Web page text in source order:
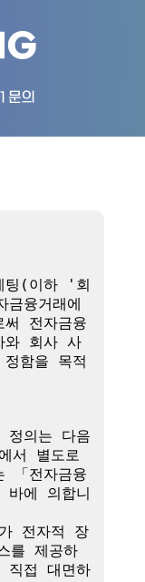
문의
팅(이하 '회
융거래에
전자금융
와 회사 사
함을 목적
의는 다음
서 별도로
「전자금융
에 의합니
전자적 장
를 제공하
직접 대면하